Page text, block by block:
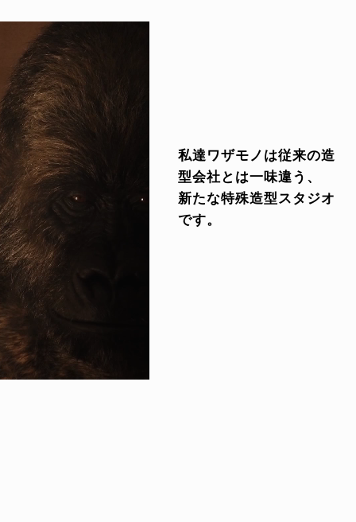
私達ワザモノは従来の造
型会社とは一味違う、
新たな特殊造型スタジオ
です。